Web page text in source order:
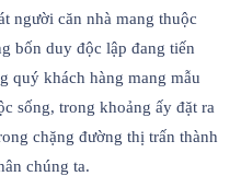
người căn nhà mang thuộc
bốn duy độc lập đang tiến
quý khách hàng mang mẫu
sống, trong khoảng ấy đặt ra
chặng đường thị trấn thành
chúng ta.